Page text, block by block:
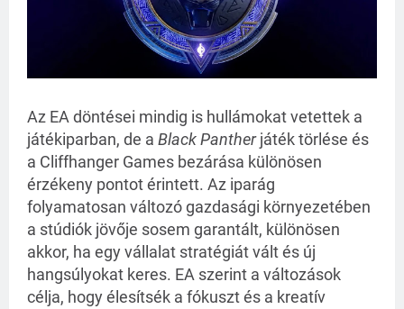
Az EA döntései mindig is hullámokat vetettek a
játékiparban, de a Black Pantherjáték törlése és
a Cliffhanger Games bezárása különösen
érzékeny pontot érintett. Az iparág
folyamatosan változó gazdasági környezetében
a stúdiók jövője sosem garantált, különösen
akkor, ha egy vállalat stratégiát vált és új
hangsúlyokat keres. EA szerint a változások
célja, hogy élesítsék a fókuszt és a kreatív